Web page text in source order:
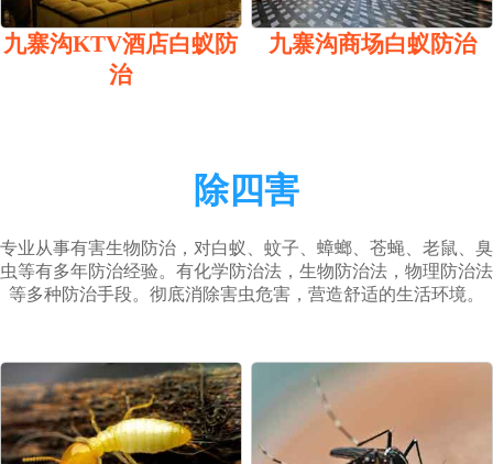
九寨沟KTV酒店白蚁防
治
九寨沟商场白蚁防治
除四害
专业从事有害生物防治，对白蚁、蚊子、蟑螂、苍蝇、老鼠、臭
虫等有多年防治经验。有化学防治法，生物防治法，物理防治法
等多种防治手段。彻底消除害虫危害，营造舒适的生活环境。